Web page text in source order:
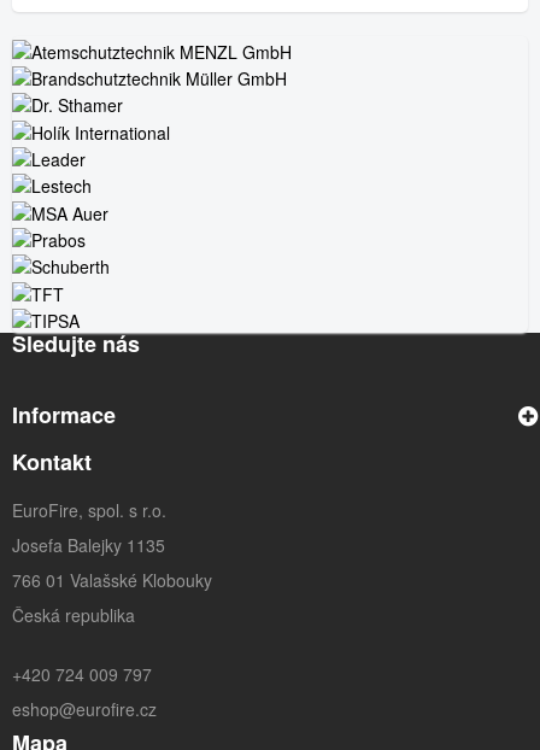
Sledujte nás
Informace
Kontakt
EuroFire, spol. s r.o.
Josefa Balejky 1135
766 01 Valašské Klobouky
Česká republika
+420 724 009 797
eshop@eurofire.cz
Mapa